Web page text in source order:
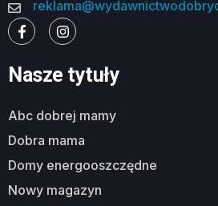
Nasze tytuły
abc dobrej mamy
dobra mama
domy energooszczędne
nowy magazyn